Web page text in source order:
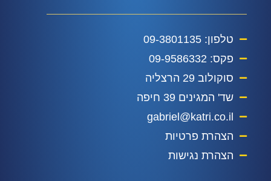
טלפון: 09-3801135
פקס: 09-9586332
סוקולוב 29 הרצליה
שד' המגינים 39 חיפה
gabriel@katri.co.il
הצהרת פרטיות
הצהרת נגישות